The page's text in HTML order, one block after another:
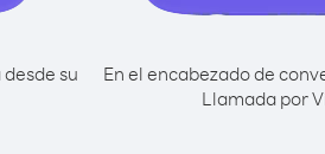
su
En el encabezado de
Llamada por